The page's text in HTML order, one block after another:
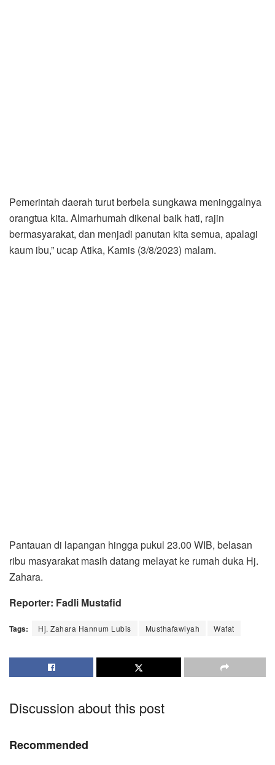
Pemerintah daerah turut berbela sungkawa meninggalnya
orangtua kita. Almarhumah dikenal baik hati, rajin
bermasyarakat, dan menjadi panutan kita semua, apalagi
kaum ibu,” ucap Atika, Kamis (3/8/2023) malam.
Pantauan di lapangan hingga pukul 23.00 WIB, belasan
ribu masyarakat masih datang melayat ke rumah duka Hj.
Zahara.
Reporter: Fadli Mustafid
Tags: Hj. Zahara Hannum Lubis Musthafawiyah Wafat
Discussion about this post
Recommended